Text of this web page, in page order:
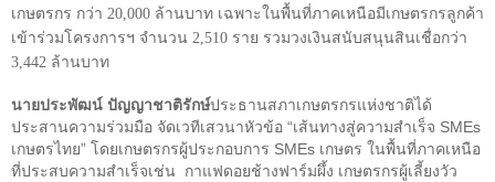
เกษตรกร กว่า 20,000 ล้านบาท เฉพาะในพื้นที่ภาคเหนือมีเกษตรกรลูกค้า
เข้าร่วมโครงการฯ จำนวน 2,510 ราย รวมวงเงินสนับสนุนสินเชื่อกว่า
3,442 ล้านบาท
นายประพัฒน์ ปัญญาชาติรักษ์ประธานสภาเกษตรกรแห่งชาติได้
ประสานความร่วมมือ จัดเวทีเสวนาหัวข้อ “เส้นทางสู่ความสำเร็จ SMEs
เกษตรไทย” โดยเกษตรกรผู้ประกอบการ SMEs เกษตร ในพื้นที่ภาคเหนือ
ที่ประสบความสำเร็จเช่น กาแฟดอยช้างฟาร์มผึ้ง เกษตรกรผู้เลี้ยงวัว